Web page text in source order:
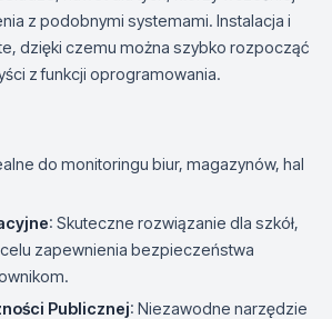
z podobnymi systemami. Instalacja i
dzięki czemu można szybko rozpocząć
z funkcji oprogramowania.
do monitoringu biur, magazynów, hal
: Skuteczne rozwiązanie dla szkół,
zapewnienia bezpieczeństwa
Publicznej: Niezawodne narzędzie